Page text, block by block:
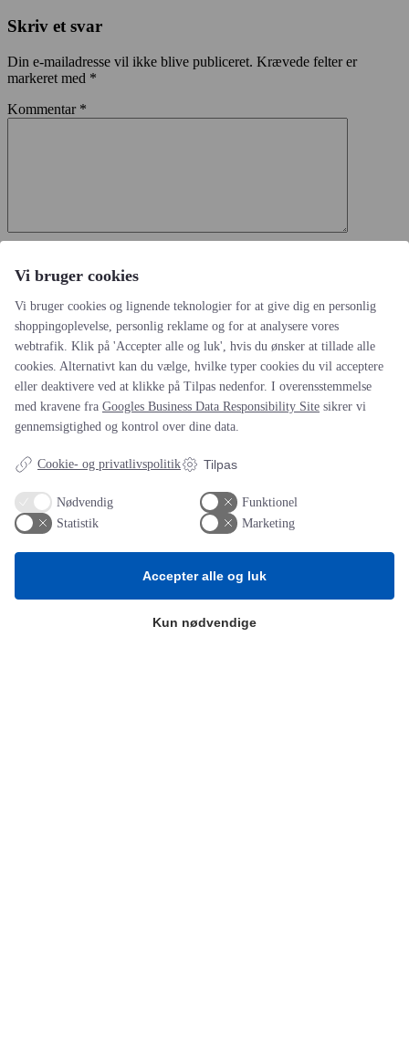
Skriv et svar
Din e-mailadresse vil ikke blive publiceret. Krævede felter er
markeret med *
Kommentar *
Websted
Gem mit navn, mail og websted i denne browser til næste gang
jeg kommenterer.
AOT
Om os
Priser
Vi bruger cookies
Vi bruger cookies og lignende teknologier for at give dig en personlig
shoppingoplevelse, personlig reklame og for at analysere vores
webtrafik. Klik på 'Accepter alle og luk', hvis du ønsker at tillade alle
cookies. Alternativt kan du vælge, hvilke typer cookies du vil acceptere
eller deaktivere ved at klikke på Tilpas nedenfor. I overensstemmelse
med kravene fra Googles Business Data Responsibility Site sikrer vi
gennemsigtighed og kontrol over dine data.
Cookie- og privatlivspolitik Tilpas
Nødvendig
Funktionel
Statistik
Marketing
Kun nødvendige
Accepter alle og luk